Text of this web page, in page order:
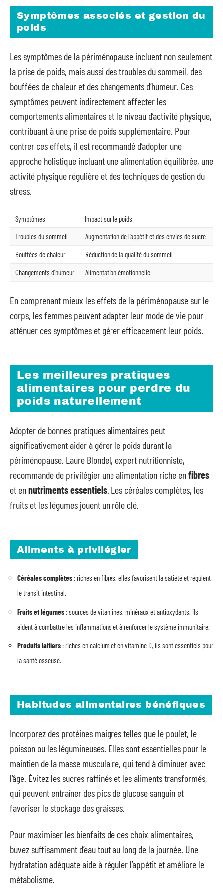
Symptômes associés et gestion du
poids
Les symptômes de la périménopause incluent non seulement
la prise de poids, mais aussi des troubles du sommeil, des
bouffées de chaleur et des changements d’humeur. Ces
symptômes peuvent indirectement affecter les
comportements alimentaires et le niveau d’activité physique,
contribuant à une prise de poids supplémentaire. Pour
contrer ces effets, il est recommandé d’adopter une
approche holistique incluant une alimentation équilibrée, une
activité physique régulière et des techniques de gestion du
stress.
Symptômes
Impact sur le poids
Troubles du sommeil
Augmentation de l’appétit et des envies de sucre
Bouffées de chaleur
Réduction de la qualité du sommeil
Changements d’humeur
Alimentation émotionnelle
En comprenant mieux les effets de la périménopause sur le
corps, les femmes peuvent adapter leur mode de vie pour
atténuer ces symptômes et gérer efficacement leur poids.
Les meilleures pratiques
alimentaires pour perdre du
poids naturellement
Adopter de bonnes pratiques alimentaires peut
significativement aider à gérer le poids durant la
périménopause. Laure Blondel, expert nutritionniste,
recommande de privilégier une alimentation riche enfibres
et ennutriments essentiels. Les céréales complètes, les
fruits et les légumes jouent un rôle clé.
Aliments à privilégier
Céréales complètes : riches en fibres, elles favorisent la satiété et régulent
le transit intestinal.
Fruits et légumes : sources de vitamines, minéraux et antioxydants, ils
aident à combattre les inflammations et à renforcer le système immunitaire.
Produits laitiers : riches en calcium et en vitamine D, ils sont essentiels pour
la santé osseuse.
Habitudes alimentaires bénéfiques
Incorporez des protéines maigres telles que le poulet, le
poisson ou les légumineuses. Elles sont essentielles pour le
maintien de la masse musculaire, qui tend à diminuer avec
l’âge. Évitez les sucres raffinés et les aliments transformés,
qui peuvent entraîner des pics de glucose sanguin et
favoriser le stockage des graisses.
Pour maximiser les bienfaits de ces choix alimentaires,
buvez suffisamment d’eau tout au long de la journée. Une
hydratation adéquate aide à réguler l’appétit et améliore le
métabolisme.